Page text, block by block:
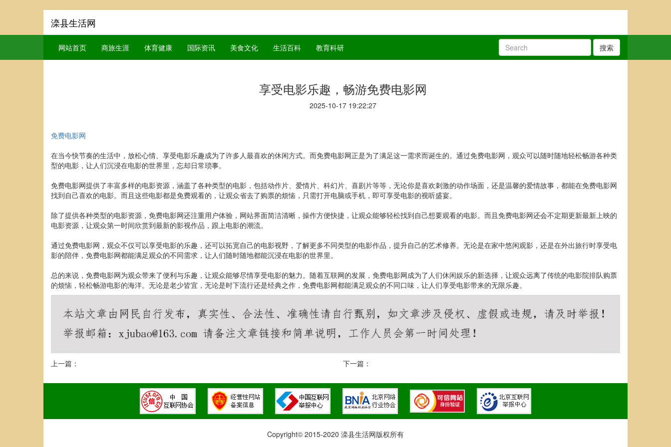
滦县生活网
网站首页 商旅生涯 体育健康 国际资讯 美食文化 生活百科 教育科研 搜索
享受电影乐趣，畅游免费电影网
2025-10-17 19:22:27
免费电影网
在当今快节奏的生活中，放松心情、享受电影乐趣成为了许多人最喜欢的休闲方式。而免费电影网正是为了满足这一需求而诞生的。通过免费电影网，观众可以随时随地轻松畅游各种类
型的电影，让人们沉浸在电影的世界里，忘却日常琐事。
免费电影网提供了丰富多样的电影资源，涵盖了各种类型的电影，包括动作片、爱情片、科幻片、喜剧片等等，无论你是喜欢刺激的动作场面，还是温馨的爱情故事，都能在免费电影网
找到自己喜欢的电影。而且这些电影都是免费观看的，让观众省去了购票的烦恼，只需打开电脑或手机，即可享受电影的视听盛宴。
除了提供各种类型的电影资源，免费电影网还注重用户体验，网站界面简洁清晰，操作方便快捷，让观众能够轻松找到自己想要观看的电影。而且免费电影网还会不定期更新最新上映的
电影资源，让观众第一时间欣赏到最新的影视作品，跟上电影的潮流。
通过免费电影网，观众不仅可以享受电影的乐趣，还可以拓宽自己的电影视野，了解更多不同类型的电影作品，提升自己的艺术修养。无论是在家中悠闲观影，还是在外出旅行时享受电
影的陪伴，免费电影网都能满足观众的不同需求，让人们随时随地都能沉浸在电影的世界里。
总的来说，免费电影网为观众带来了便利与乐趣，让观众能够尽情享受电影的魅力。随着互联网的发展，免费电影网成为了人们休闲娱乐的新选择，让观众远离了传统的电影院排队购票
的烦恼，轻松畅游电影的海洋。无论是老少皆宜，无论是时下流行还是经典之作，免费电影网都能满足观众的不同口味，让人们享受电影带来的无限乐趣。
上一篇： 下一篇：
Copyright© 2015-2020 滦县生活网版权所有